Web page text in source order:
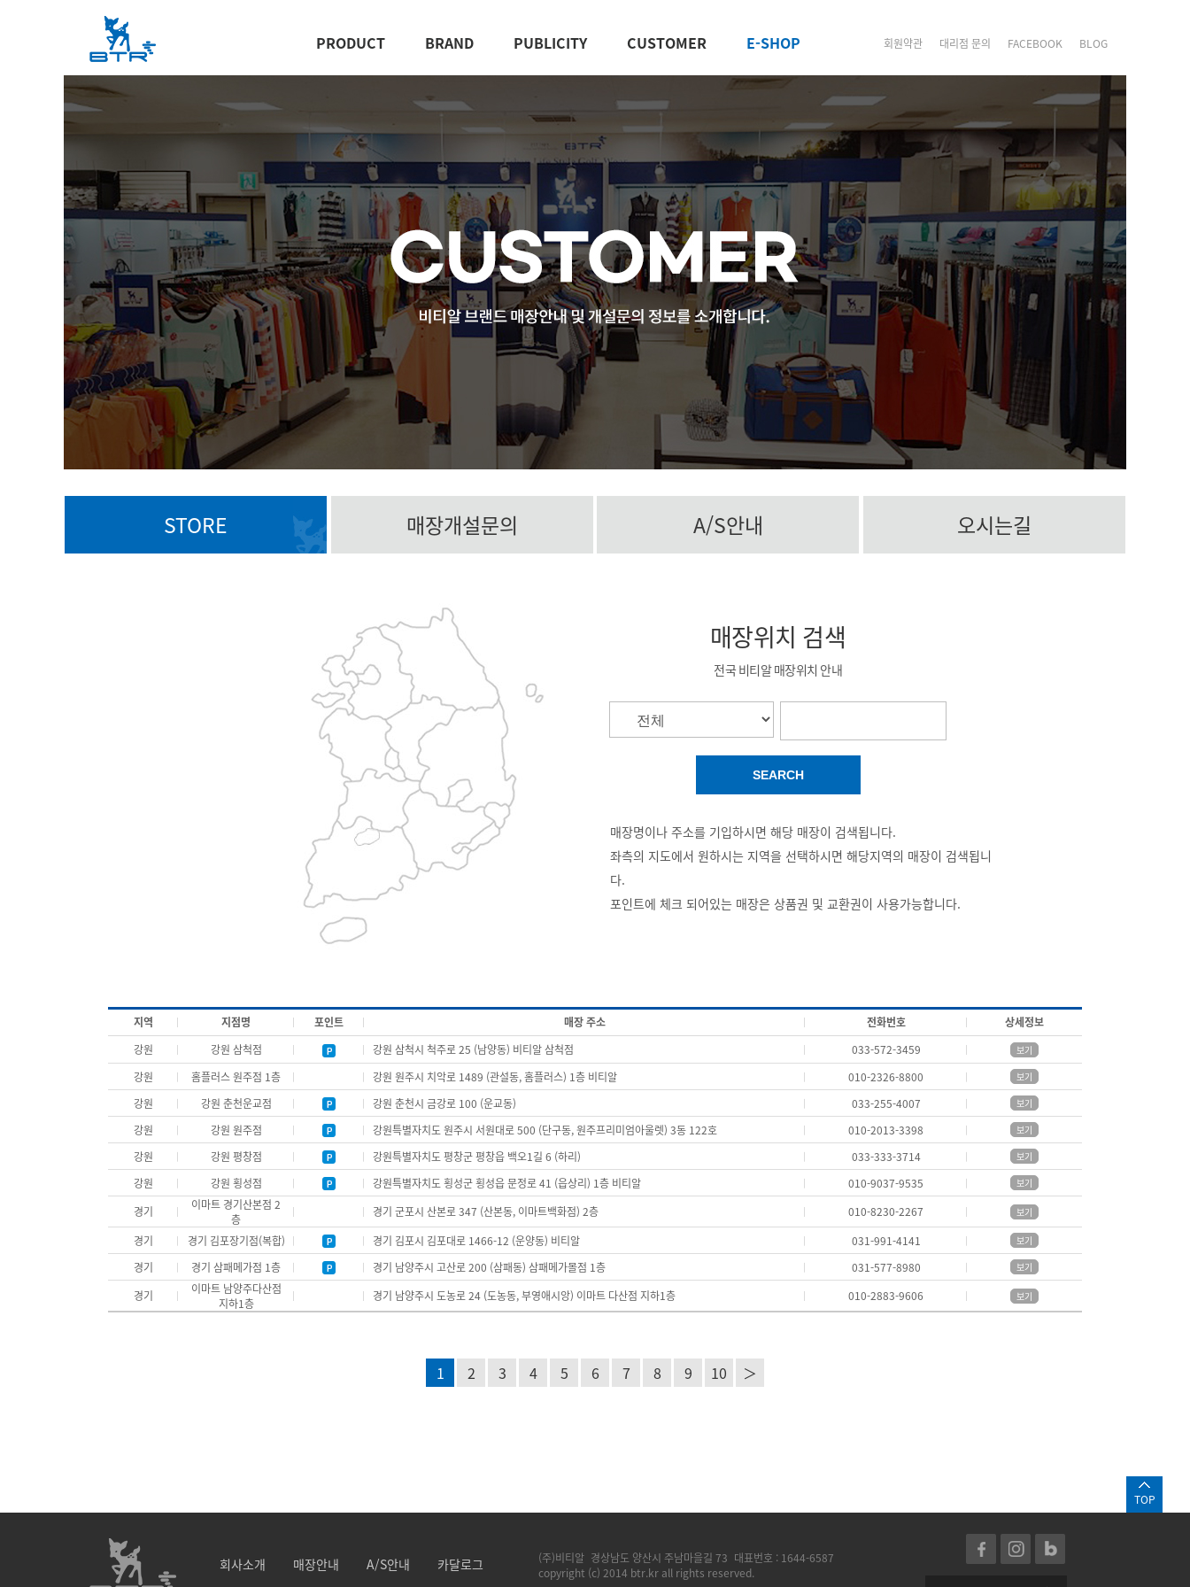
PRODUCT BRAND PUBLICITY CUSTOMER E-SHOP 회원약관 대리점 문의 FACEBOOK BLOG
STORE 매장개설문의 A/S안내 오시는길
매장위치 검색
전국 비티알 매장위치 안내
SEARCH
매장명이나 주소를 기입하시면 해당 매장이 검색됩니다.
좌측의 지도에서 원하시는 지역을 선택하시면 해당지역의 매장이 검색됩니
다.
포인트에 체크 되어있는 매장은 상품권 및 교환권이 사용가능합니다.
지역 지점명 포인트 매장 주소 전화번호
상세정보
강원
강원 삼척점 강원 삼척시 척주로 25 (남양동) 비티알 삼척점 033-572-3459 보기
강원 홈플러스 원주점 1층 강원 원주시 치악로 1489 (관설동, 홈플러스) 1층 비티알 010-2326-8800 보기
강원 강원 춘천운교점 강원 춘천시 금강로 100 (운교동) 033-255-4007 보기
강원 강원 원주점 강원특별자치도 원주시 서원대로 500 (단구동, 원주프리미엄아울렛) 3동 122호 010-2013-3398 보기
강원 강원 평창점 강원특별자치도 평창군 평창읍 백오1길 6 (하리) 033-333-3714 보기
강원 강원 횡성점 강원특별자치도 횡성군 횡성읍 문정로 41 (읍상리) 1층 비티알 010-9037-9535 보기
경기
이마트 경기산본점 2
층
경기 군포시 산본로 347 (산본동, 이마트백화점) 2층 010-8230-2267 보기
경기 경기 김포장기점(복합) 경기 김포시 김포대로 1466-12 (운양동) 비티알 031-991-4141 보기
경기 경기 삼패메가점 1층 경기 남양주시 고산로 200 (삼패동) 삼패메가몰점 1층 031-577-8980 보기
경기
이마트 남양주다산점
지하1층
경기 남양주시 도농로 24 (도농동, 부영애시앙) 이마트 다산점 지하1층 010-2883-9606 보기
1 2 3 4 5 6 7 8 9 10 ＞
TOP
회사소개 매장안내 A/S안내 카달로그 (주)비티알 경상남도 양산시 주남마을길 73 대표번호 : 1644-6587
copyright (c) 2014 btr.kr all rights reserved.